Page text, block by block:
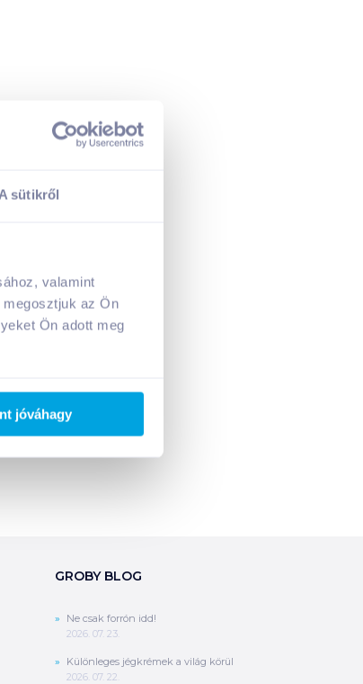
sütikről
valamint
az Ön
Ön adott meg
jóváhagy
GROBY BLOG
Ne csak forrón idd!
2026. 07. 23.
Különleges jégkrémek a világ körül
2026. 07. 22.